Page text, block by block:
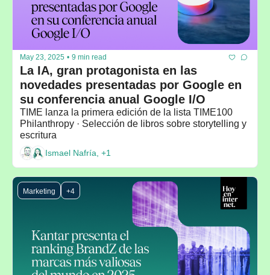
May 23, 2025 • 9 min read
La IA, gran protagonista en las
novedades presentadas por Google en
su conferencia anual Google I/O
TIME lanza la primera edición de la lista TIME100
Philanthropy · Selección de libros sobre storytelling y
escritura
Ismael Nafría, +1
Marketing +4